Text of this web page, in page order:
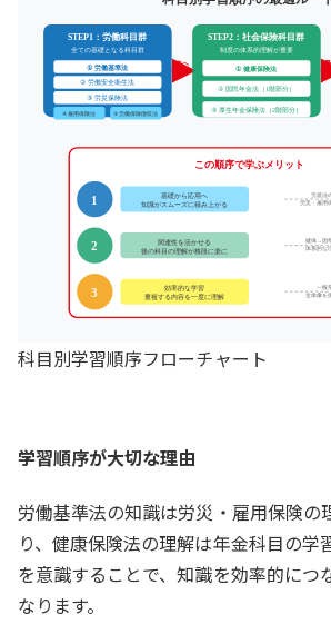
科目別学習順序フローチャート
学習順序が大切な理由
労働基準法の知識は労災・雇用保険の
り、健康保険法の理解は年金科目の学
を意識することで、知識を効率的につ
なります。